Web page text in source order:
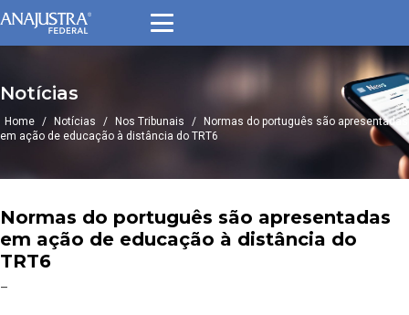
Notícias
Home / Notícias / Nos Tribunais /
Normas do português são apresentadas
em ação de educação à distância do TRT6
Normas do português são apresentadas
em ação de educação à distância do
TRT6
–